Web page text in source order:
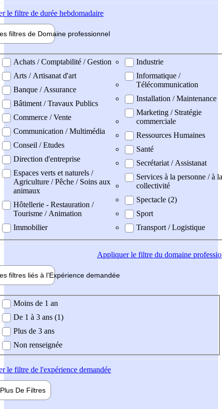
le filtre de durée hebdomadaire
filtres de Domaine professionnel
professionel
Achats / Comptabilité / Gestion
Arts / Artisanat d'art
Banque / Assurance
Bâtiment / Travaux Publics
Commerce / Vente
Communication / Multimédia
Conseil / Etudes
Direction d'entreprise
Espaces verts et naturels /
Agriculture / Pêche / Soins aux
animaux
Hôtellerie - Restauration /
Tourisme / Animation
Immobilier
Industrie
Informatique /
Télécommunication
Installation / Maintenance
Marketing / Stratégie
commerciale
Ressources Humaines
Santé
Secrétariat / Assistanat
Services à la personne / à la
collectivité
Spectacle (2)
Sport
Transport / Logistique
Appliquerle filtre du domaine
filtres liés à l'Expérience demandée
demandée
Moins de 1 an
De 1 à 3 ans (1)
Plus de 3 ans
Non renseignée
le filtre de l'expérience demandée
Plus De Filtres